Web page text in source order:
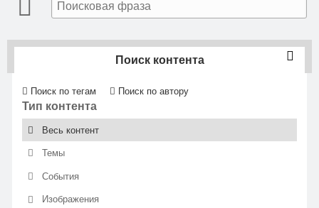
Поиск контента
Поиск по тегам Поиск по автору
Тип контента
Весь контент
Темы
События
Изображения